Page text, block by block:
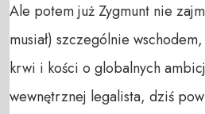
Ale potem już Zygmunt nie
musiał) szczególnie
krwi i kości o globalnych
wewnętrznej legalista, dziś